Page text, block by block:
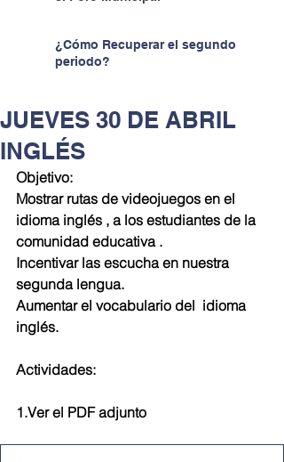
¿Cómo Recuperar el segundo
periodo?
JUEVES 30 DE ABRIL
INGLÉS
Objetivo:
Mostrar rutas de videojuegos en el
idioma inglés , a los estudiantes de la
comunidad educativa .
Incentivar las escucha en nuestra
segunda lengua.
Aumentar el vocabulario del  idioma
inglés.
Actividades:
1.Ver el PDF adjunto